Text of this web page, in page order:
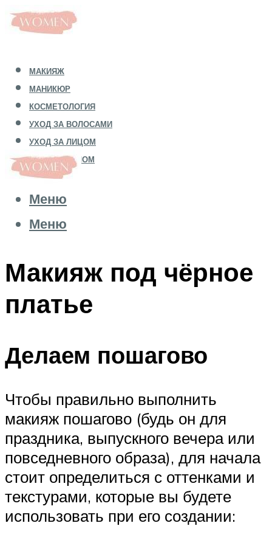
МАКИЯЖ
МАНИКЮР
КОСМЕТОЛОГИЯ
УХОД ЗА ВОЛОСАМИ
УХОД ЗА ЛИЦОМ
УХОД ЗА ТЕЛОМ
Меню
Меню
Макияж под чёрное
платье
Делаем пошагово
Чтобы правильно выполнить
макияж пошагово (будь он для
праздника, выпускного вечера или
повседневного образа), для начала
стоит определиться с оттенками и
текстурами, которые вы будете
использовать при его создании: